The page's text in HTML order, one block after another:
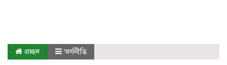
প্রচ্ছদ অর্থনীতি